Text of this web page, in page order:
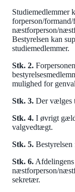
Studiemedlemmer
forperson/
næstforperson/
Bestyrelsen kan
studiemedlemmer.
Stk. 2.
mulighed for
Stk. 3. Der vælges
Stk. 4. I øvrigt
valgvedtægt.
Stk. 5.
Stk. 6. Afdelingens
næstforperson/
sekretær.